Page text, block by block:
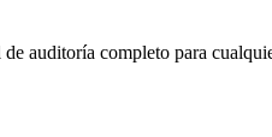
auditoría completo para